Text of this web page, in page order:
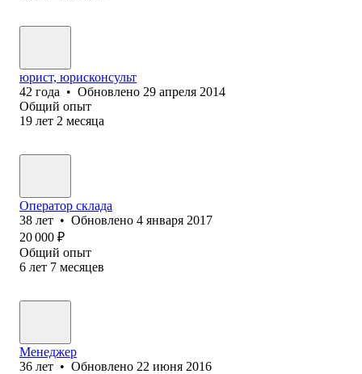
юрист, юрисконсульт
42 года • Обновлено 29 апреля 2014
Общий опыт
19 лет 2 месяца
Оператор склада
38 лет • Обновлено 4 января 2017
20 000 ₽
Общий опыт
6 лет 7 месяцев
Менеджер
36 лет • Обновлено 22 июня 2016